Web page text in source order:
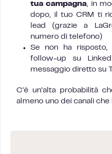
tua campagna, in
dopo, il tuo CRM ti
lead (grazie a
numero di telefono)
Se non ha risposto,
follow-up su
messaggio diretto su
C’è un’alta probabilità
almeno uno dei canali che